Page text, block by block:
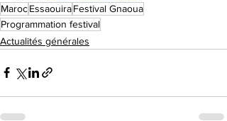
MarocEssaouiraFestival Gnaoua
Programmation festival
Actualités générales